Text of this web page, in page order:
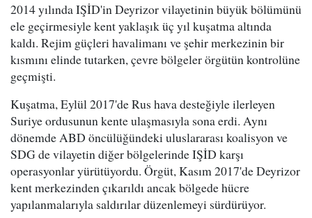
2014 yılında IŞİD'in Deyrizor vilayetinin büyük bölümünü
ele geçirmesiyle kent yaklaşık üç yıl kuşatma altında
kaldı. Rejim güçleri havalimanı ve şehir merkezinin bir
kısmını elinde tutarken, çevre bölgeler örgütün kontrolüne
geçmişti.
Kuşatma, Eylül 2017'de Rus hava desteğiyle ilerleyen
Suriye ordusunun kente ulaşmasıyla sona erdi. Aynı
dönemde ABD öncülüğündeki uluslararası koalisyon ve
SDG de vilayetin diğer bölgelerinde IŞİD karşı
operasyonlar yürütüyordu. Örgüt, Kasım 2017'de Deyrizor
kent merkezinden çıkarıldı ancak bölgede hücre
yapılanmalarıyla saldırılar düzenlemeyi sürdürüyor.